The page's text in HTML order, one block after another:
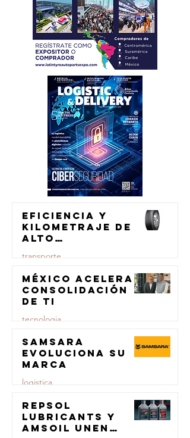
Eficiencia y
kilometraje de
alto
para el
transporte de
carga
transporte
23 jul
México acelera
consolidación
de TI
tecnologia
23 jul
Samsara
evoluciona su
marca
logistica
23 jul
Repsol
Lubricants y
AMSOIL unen